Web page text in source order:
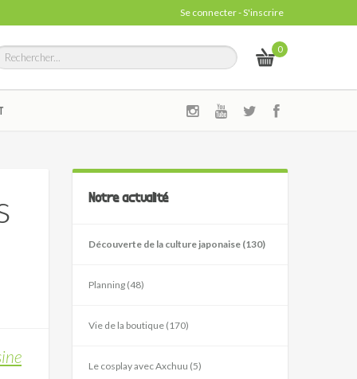
Se connecter-S'inscrire
0
Notre actualité
Découverte de la culture japonaise (130)
Planning (48)
Vie de la boutique (170)
Le cosplay avec Axchuu (5)